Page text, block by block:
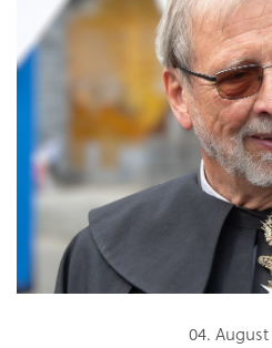
04. August